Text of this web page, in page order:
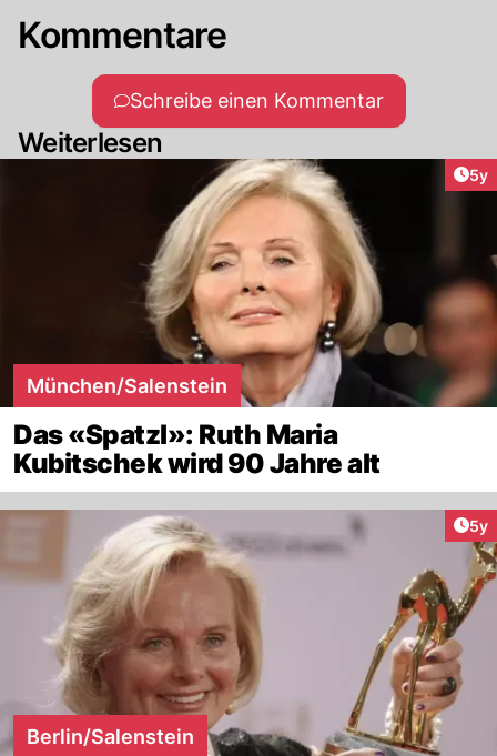
Kommentare
Schreibe einen Kommentar
Weiterlesen
5y
München/Salenstein
Das «Spatzl»: Ruth Maria
Kubitschek wird 90 Jahre alt
5y
Berlin/Salenstein